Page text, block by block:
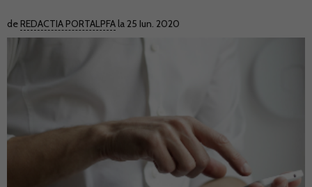
de REDACTIA PORTALPFA la 25 Iun. 2020